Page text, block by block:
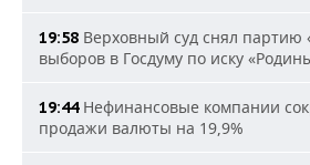
19:58 Верховный суд снял партию
выборов в Госдуму по иску
19:44Нефинансовые компании
продажи валюты на 19,9%